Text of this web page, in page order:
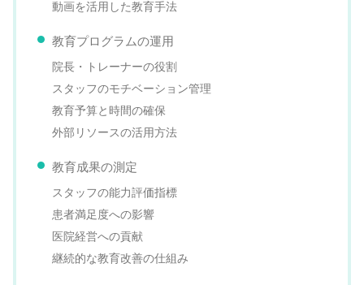
動画を活用した教育手法
教育プログラムの運用
院長・トレーナーの役割
スタッフのモチベーション管理
教育予算と時間の確保
外部リソースの活用方法
教育成果の測定
スタッフの能力評価指標
患者満足度への影響
医院経営への貢献
継続的な教育改善の仕組み